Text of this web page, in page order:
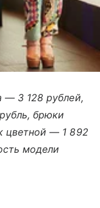
— 3 128 рублей,
брюки
цветной — 1 892
модели